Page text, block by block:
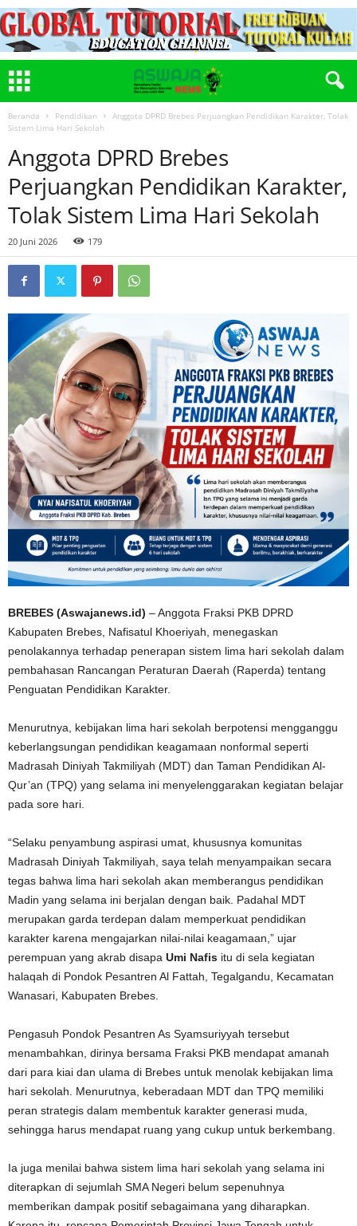
Beranda Pendidikan
Anggota DPRD Brebes Perjuangkan Pendidikan Karakter, Tolak
Sistem Lima Hari Sekolah
Anggota DPRD Brebes
Perjuangkan Pendidikan Karakter,
Tolak Sistem Lima Hari Sekolah
20 Juni 2026 179
BREBES (Aswajanews.id) – Anggota Fraksi PKB DPRD
Kabupaten Brebes, Nafisatul Khoeriyah, menegaskan
penolakannya terhadap penerapan sistem lima hari sekolah dalam
pembahasan Rancangan Peraturan Daerah (Raperda) tentang
Penguatan Pendidikan Karakter.
Menurutnya, kebijakan lima hari sekolah berpotensi mengganggu
keberlangsungan pendidikan keagamaan nonformal seperti
Madrasah Diniyah Takmiliyah (MDT) dan Taman Pendidikan Al-
Qur’an (TPQ) yang selama ini menyelenggarakan kegiatan belajar
pada sore hari.
“Selaku penyambung aspirasi umat, khususnya komunitas
Madrasah Diniyah Takmiliyah, saya telah menyampaikan secara
tegas bahwa lima hari sekolah akan memberangus pendidikan
Madin yang selama ini berjalan dengan baik. Padahal MDT
merupakan garda terdepan dalam memperkuat pendidikan
karakter karena mengajarkan nilai-nilai keagamaan,” ujar
perempuan yang akrab disapa Umi Nafis itu di sela kegiatan
halaqah di Pondok Pesantren Al Fattah, Tegalgandu, Kecamatan
Wanasari, Kabupaten Brebes.
Pengasuh Pondok Pesantren As Syamsuriyyah tersebut
menambahkan, dirinya bersama Fraksi PKB mendapat amanah
dari para kiai dan ulama di Brebes untuk menolak kebijakan lima
hari sekolah. Menurutnya, keberadaan MDT dan TPQ memiliki
peran strategis dalam membentuk karakter generasi muda,
sehingga harus mendapat ruang yang cukup untuk berkembang.
Ia juga menilai bahwa sistem lima hari sekolah yang selama ini
diterapkan di sejumlah SMA Negeri belum sepenuhnya
memberikan dampak positif sebagaimana yang diharapkan.